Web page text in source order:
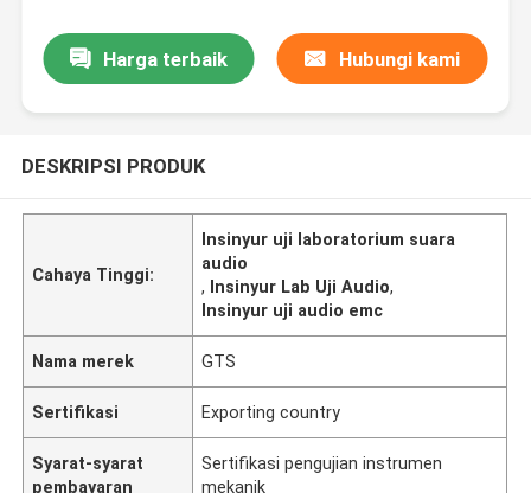
Harga terbaik Hubungi kami
DESKRIPSI PRODUK
Cahaya Tinggi:
Insinyur uji laboratorium suara
audio
, Insinyur Lab Uji Audio,
Insinyur uji audio emc
Nama merek GTS
Sertifikasi Exporting country
Syarat-syarat
pembayaran
Sertifikasi pengujian instrumen
mekanik